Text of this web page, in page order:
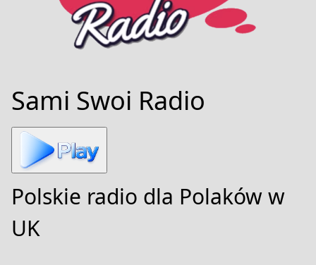
Sami Swoi Radio
Polskie radio dla Polaków w
UK